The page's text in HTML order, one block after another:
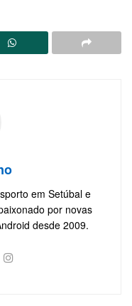
em Setúbal e
por novas
desde 2009.